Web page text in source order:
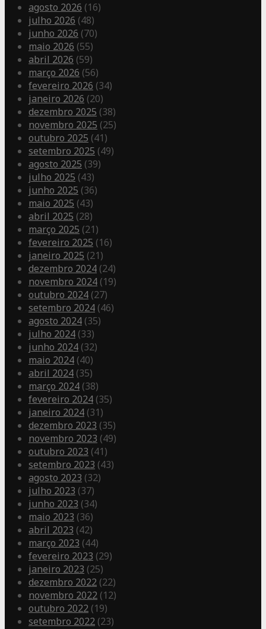
agosto 2026 (16)
julho 2026 (48)
junho 2026 (70)
maio 2026 (55)
abril 2026 (59)
março 2026 (56)
fevereiro 2026 (34)
janeiro 2026 (20)
dezembro 2025 (38)
novembro 2025 (25)
outubro 2025 (41)
setembro 2025 (49)
agosto 2025 (39)
julho 2025 (43)
junho 2025 (36)
maio 2025 (43)
abril 2025 (28)
março 2025 (21)
fevereiro 2025 (16)
janeiro 2025 (21)
dezembro 2024 (24)
novembro 2024 (19)
outubro 2024 (27)
setembro 2024 (46)
agosto 2024 (35)
julho 2024 (33)
junho 2024 (32)
maio 2024 (40)
abril 2024 (35)
março 2024 (38)
fevereiro 2024 (35)
janeiro 2024 (31)
dezembro 2023 (35)
novembro 2023 (49)
outubro 2023 (41)
setembro 2023 (43)
agosto 2023 (32)
julho 2023 (37)
junho 2023 (34)
maio 2023 (36)
abril 2023 (42)
março 2023 (44)
fevereiro 2023 (29)
janeiro 2023 (25)
dezembro 2022 (22)
novembro 2022 (12)
outubro 2022 (19)
setembro 2022 (23)